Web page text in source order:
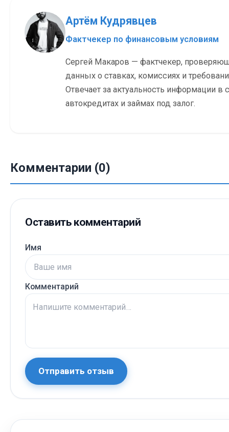
Артём Кудрявцев
Фактчекер по финансовым условиям
Сергей Макаров — фактчекер,
данных о ставках, комиссиях и
Отвечает за актуальность информации в
автокредитах и займах под залог.
Комментарии (0)
Оставить комментарий
Имя
Комментарий
Отправить отзыв